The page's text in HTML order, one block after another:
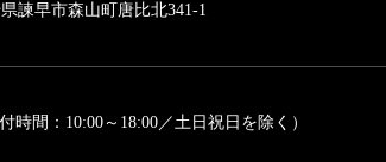
諫早市森山町唐比北341-1
時間：10:00～18:00／土日祝日を除く）